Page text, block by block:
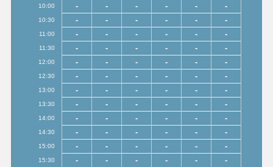
10:00 - - - - - -
10:30 - - - - - -
11:00 - - - - - -
11:30 - - - - - -
12:00 - - - - - -
12:30 - - - - - -
13:00 - - - - - -
13:30 - - - - - -
14:00 - - - - - -
14:30 - - - - - -
15:00 - - - - - -
15:30 - - - - - -